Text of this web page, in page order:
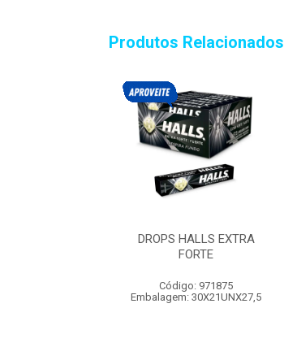
Produtos Relacionados
DROPS HALLS EXTRA
FORTE
Código: 971875
Embalagem: 30X21UNX27,5